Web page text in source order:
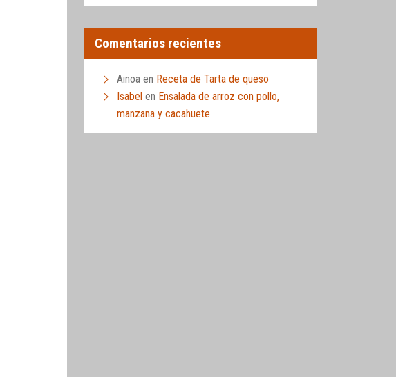
Comentarios recientes
Ainoa en Receta de Tarta de queso
Isabel en Ensalada de arroz con pollo,
manzana y cacahuete